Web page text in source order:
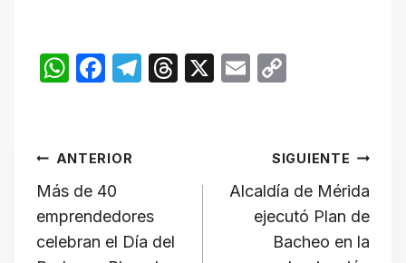
W
s
A
p
p
F
e
b
o
o
T
m
T
X
E
y
Li
n
k
Navegación
de
ANTERIOR
Más de 40
emprendedores
celebran el Día del
SIGUIENTE
​Alcaldía de Mérida
ejecutó Plan de
Bacheo en la